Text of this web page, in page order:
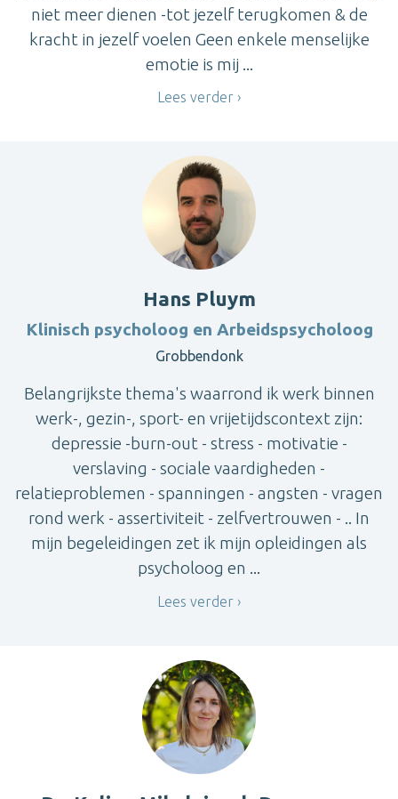
niet meer dienen -tot jezelf terugkomen & de
kracht in jezelf voelen Geen enkele menselijke
emotie is mij ...
Lees verder
Hans Pluym
Klinisch psycholoog en Arbeidspsycholoog
Grobbendonk
Belangrijkste thema's waarrond ik werk binnen
werk-, gezin-, sport- en vrijetijdscontext zijn:
depressie -burn-out - stress - motivatie -
verslaving - sociale vaardigheden -
relatieproblemen - spanningen - angsten - vragen
rond werk - assertiviteit - zelfvertrouwen - .. In
mijn begeleidingen zet ik mijn opleidingen als
psycholoog en ...
Lees verder